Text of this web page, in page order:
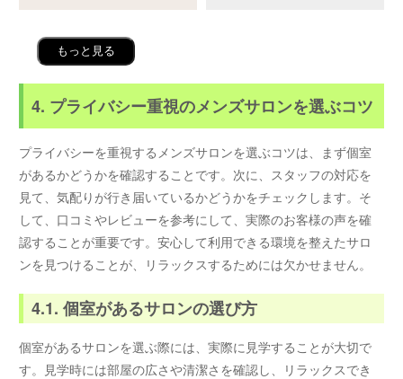
もっと見る
4. プライバシー重視のメンズサロンを選ぶコツ
プライバシーを重視するメンズサロンを選ぶコツは、まず個室
があるかどうかを確認することです。次に、スタッフの対応を
見て、気配りが行き届いているかどうかをチェックします。そ
して、口コミやレビューを参考にして、実際のお客様の声を確
認することが重要です。安心して利用できる環境を整えたサロ
ンを見つけることが、リラックスするためには欠かせません。
4.1. 個室があるサロンの選び方
個室があるサロンを選ぶ際には、実際に見学することが大切で
す。見学時には部屋の広さや清潔さを確認し、リラックスでき